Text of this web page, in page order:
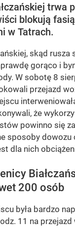
trwa
blokują
w Tatrach.
skąd
gorąco i
W sobotę 8
przejazd
że
powinno się
sposoby dowozu
dla nich
200 osób
była bardzo
11 na